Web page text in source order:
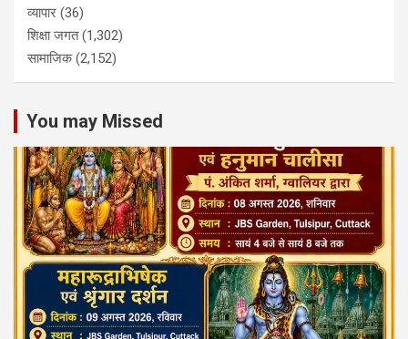
व्यापार (36)
शिक्षा जगत(1,302)
सामाजिक(2,152)
You may Missed